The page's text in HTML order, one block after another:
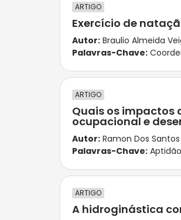
ARTIGO
Exercício de
Autor: Braulio Almeida
Palavras-Chave:
ARTIGO
Quais os impactos
ocupacional e
Autor: Ramon Dos
Palavras-Chave:
ARTIGO
A hidroginástica